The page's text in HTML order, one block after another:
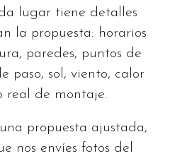
lugar tiene detalles
la propuesta: horarios
paredes, puntos de
paso, sol, viento, calor
real de montaje.
propuesta ajustada,
nos envíes fotos del